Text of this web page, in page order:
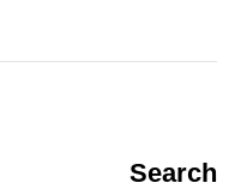
Search